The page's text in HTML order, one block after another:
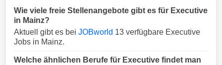
Wie viele freie Stellenangebote gibt es für Executive
in Mainz?
Aktuell gibt es bei JOBworld 13 verfügbare Executive
Jobs in Mainz.
Welche ähnlichen Berufe für Executive findet man